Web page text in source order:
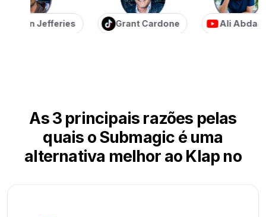
Jefferies Grant Cardone Ali Abdaal
As 3 principais razões pelas
quais o Submagic é uma
alternativa melhor ao Klap no